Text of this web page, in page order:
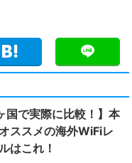
国で実際に比較！】本
ススメの海外WiFiレ
はこれ！